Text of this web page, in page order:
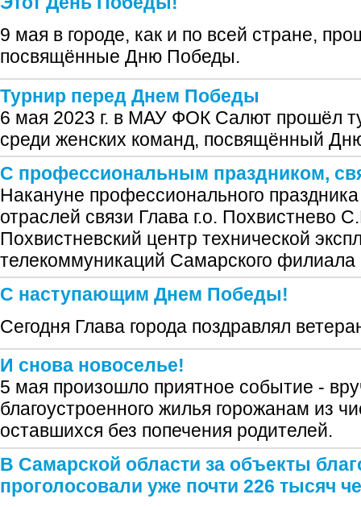
9 мая в городе, как и по всей стране,
посвящённые Дню Победы.
Турнир перед Днем Победы
6 мая 2023 г. в МАУ ФОК Салют прошёл
среди женских команд, посвящённый
С профессиональным праздником,
Накануне профессионального
отраслей связи Глава г.о. Похвистнево
Похвистневский центр технической
телекоммуникаций Самарского
С наступающим Днем Победы!
Сегодня Глава города поздравлял
И снова новоселье!
5 мая произошло приятное событие -
благоустроенного жилья горожанам из
оставшихся без попечения родителей.
В Самарской области за объекты
проголосовали уже почти 226 тысяч